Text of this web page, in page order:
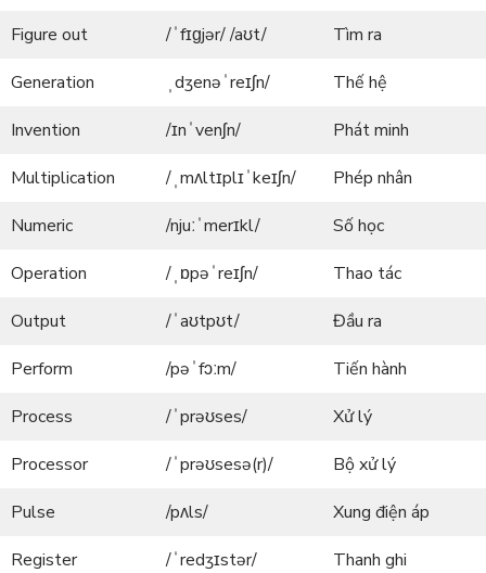
Figure out
/ˈfɪɡjər/ /aʊt/
Tìm ra
Generation
ˌdʒenəˈreɪʃn/
Thế hệ
Invention
/ɪnˈvenʃn/
Phát minh
Multiplication
/ˌmʌltɪplɪˈkeɪʃn/
Phép nhân
Numeric
/njuːˈmerɪkl/
Số học
Operation
/ˌɒpəˈreɪʃn/
Thao tác
Output
/ˈaʊtpʊt/
Đầu ra
Perform
/pəˈfɔːm/
Tiến hành
Process
/ˈprəʊses/
Xử lý
Processor
/ˈprəʊsesə(r)/
Bộ xử lý
Pulse
/pʌls/
Xung điện áp
Register
/ˈredʒɪstər/
Thanh ghi